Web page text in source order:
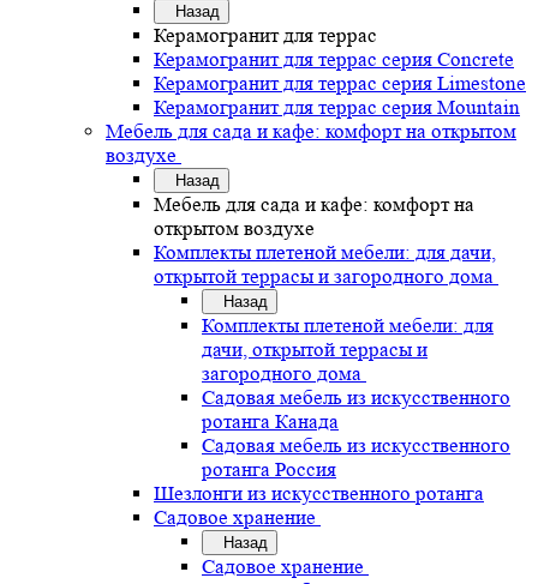
Назад
Керамогранит для террас
Керамогранит для террас серия Concrete
Керамогранит для террас серия Limestone
Керамогранит для террас серия Mountain
Мебель для сада и кафе: комфорт на открытом
воздухе
Назад
Мебель для сада и кафе: комфорт на
открытом воздухе
Комплекты плетеной мебели: для дачи,
открытой террасы и загородного дома
Назад
Комплекты плетеной мебели: для
дачи, открытой террасы и
загородного дома
Садовая мебель из искусственного
ротанга Канада
Садовая мебель из искусственного
ротанга Россия
Шезлонги из искусственного ротанга
Садовое хранение
Назад
Садовое хранение